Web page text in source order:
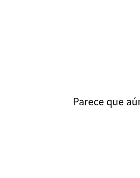
Parece que